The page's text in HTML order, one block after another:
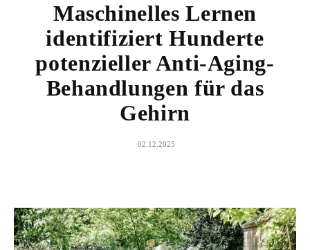
Maschinelles Lernen
identifiziert Hunderte
potenzieller Anti-Aging-
Behandlungen für das
Gehirn
02.12.2025